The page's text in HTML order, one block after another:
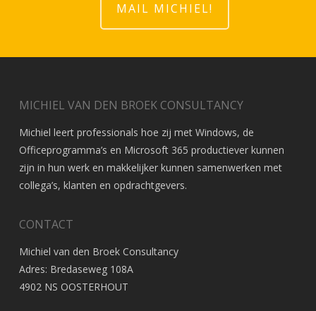
MAIL MICHIEL!
MICHIEL VAN DEN BROEK CONSULTANCY
Michiel leert professionals hoe zij met Windows, de
Officeprogramma’s en Microsoft 365 productiever kunnen
zijn in hun werk en makkelijker kunnen samenwerken met
collega’s, klanten en opdrachtgevers.
CONTACT
Michiel van den Broek Consultancy
Adres: Bredaseweg 108A
4902 NS OOSTERHOUT